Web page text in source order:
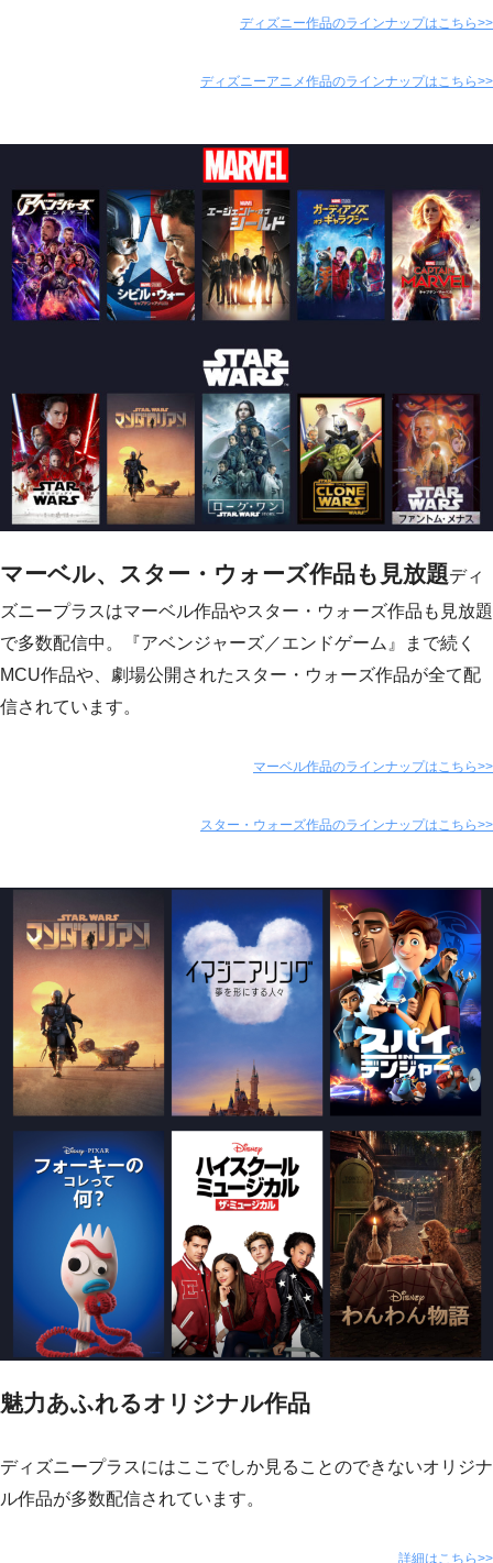
ディズニー作品のラインナップはこちら>>
ディズニーアニメ作品のラインナップはこちら>>
マーベル、スター・ウォーズ作品も見放題ディ
ズニープラスはマーベル作品やスター・ウォーズ作品も見放題
で多数配信中。『アベンジャーズ／エンドゲーム』まで続く
MCU作品や、劇場公開されたスター・ウォーズ作品が全て配
信されています。
マーベル作品のラインナップはこちら>>
スター・ウォーズ作品のラインナップはこちら>>
魅力あふれるオリジナル作品
ディズニープラスにはここでしか見ることのできないオリジナ
ル作品が多数配信されています。
詳細はこちら>>